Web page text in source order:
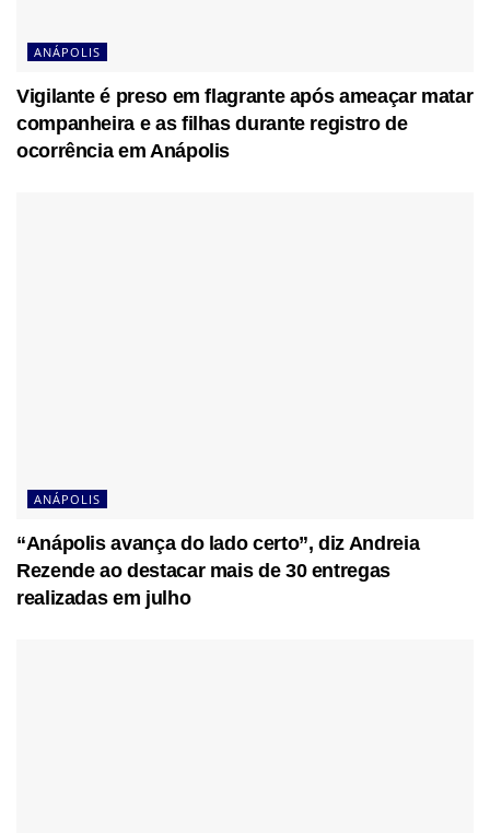
ANÁPOLIS
Vigilante é preso em flagrante após ameaçar matar
companheira e as filhas durante registro de
ocorrência em Anápolis
ANÁPOLIS
“Anápolis avança do lado certo”, diz Andreia
Rezende ao destacar mais de 30 entregas
realizadas em julho